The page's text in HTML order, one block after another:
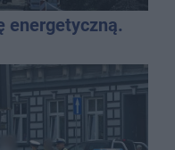
energetyczną.